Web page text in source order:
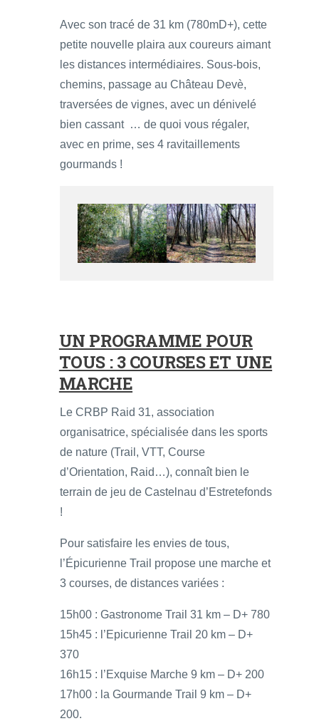
Avec son tracé de 31 km (780mD+), cette
petite nouvelle plaira aux coureurs aimant
les distances intermédiaires. Sous-bois,
chemins, passage au Château Devè,
traversées de vignes, avec un dénivelé
bien cassant … de quoi vous régaler,
avec en prime, ses 4 ravitaillements
gourmands !
UN PROGRAMME POUR
TOUS : 3 COURSES ET UNE
MARCHE
Le CRBP Raid 31, association
organisatrice, spécialisée dans les sports
de nature (Trail, VTT, Course
d’Orientation, Raid…), connaît bien le
terrain de jeu de Castelnau d’Estretefonds
!
Pour satisfaire les envies de tous,
l’Épicurienne Trail propose une marche et
3 courses, de distances variées :
15h00 : Gastronome Trail 31 km – D+ 780
15h45 : l’Epicurienne Trail 20 km – D+
370
16h15 : l’Exquise Marche 9 km – D+ 200
17h00 : la Gourmande Trail 9 km – D+
200.